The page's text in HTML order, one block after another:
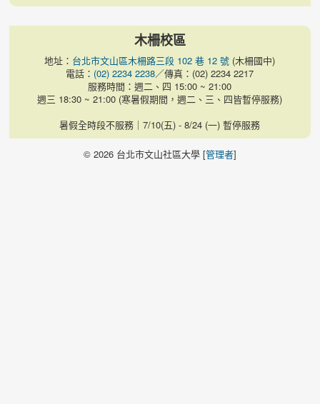
木柵校區
地址： 台北市文山區木柵路三段 102 巷 12 號 (木柵國中)
電話： (02) 2234 2238／傳真：(02) 2234 2217
服務時間：週二、四 15:00 ~ 21:00
週三 18:30 ~ 21:00 (寒暑假期間，週二、三、四皆暫停服務)
暑假全時段不服務｜7/10(五) - 8/24 (一) 暫停服務
© 2026 台北市文山社區大學 [管理者]